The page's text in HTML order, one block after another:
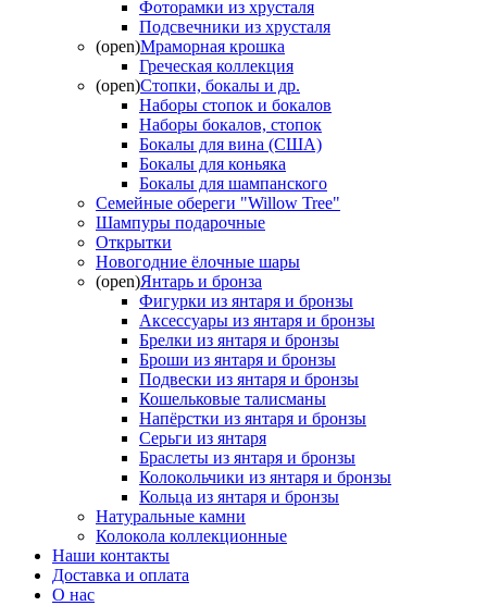
Фоторамки из хрусталя
Подсвечники из хрусталя
(open)Мраморная крошка
Греческая коллекция
(open)Стопки, бокалы и др.
Наборы стопок и бокалов
Наборы бокалов, стопок
Бокалы для вина (США)
Бокалы для коньяка
Бокалы для шампанского
Семейные обереги "Willow Tree"
Шампуры подарочные
Открытки
Новогодние ёлочные шары
(open)Янтарь и бронза
Фигурки из янтаря и бронзы
Аксессуары из янтаря и бронзы
Брелки из янтаря и бронзы
Броши из янтаря и бронзы
Подвески из янтаря и бронзы
Кошельковые талисманы
Напёрстки из янтаря и бронзы
Серьги из янтаря
Браслеты из янтаря и бронзы
Колокольчики из янтаря и бронзы
Кольца из янтаря и бронзы
Натуральные камни
Колокола коллекционные
Наши контакты
Доставка и оплата
О нас